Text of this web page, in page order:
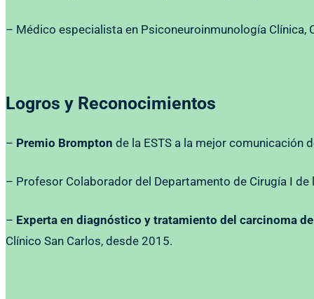
– Médico especialista en Psiconeuroinmunología Clínica,
Logros y Reconocimientos
– Premio Brompton de la ESTS a la mejor comunicación
– Profesor Colaborador del Departamento de Cirugía I de
– Experta en diagnóstico y tratamiento del carcinoma
Clínico San Carlos, desde 2015.